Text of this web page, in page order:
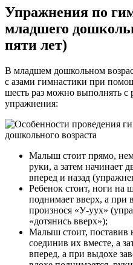
Упражнения по
младшего
пяти лет)
В младшем дошкольном
с азами гимнастики при
шесть раз можно выполнять с
упражнения:
Малыш стоит прямо,
руки, а затем начинает
вперед и назад
Ребенок стоит, ноги на
поднимает вверх, а при
произнося «У-уух»
«дотянись вверх»);
Малыш стоит, поставив
соединив их вместе, а
вперед, а при выдохе